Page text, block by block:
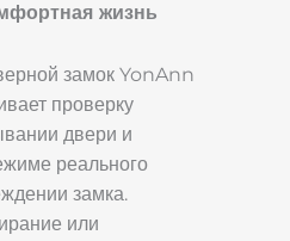
жизнь
замок YonAnn
проверку
двери и
реального
замка.
или